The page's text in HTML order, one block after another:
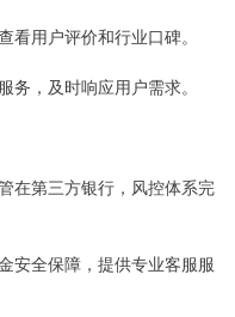
看用户评价和行业口碑。
务，及时响应用户需求。
在第三方银行，风控体系完
安全保障，提供专业客服服